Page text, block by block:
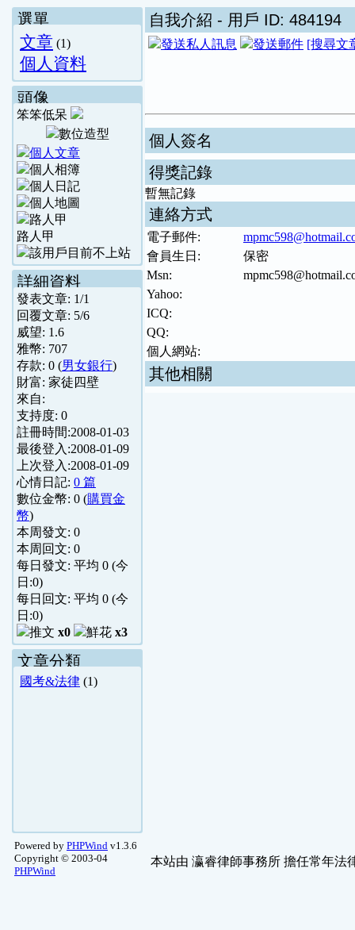
選單
文章 (1)
個人資料
頭像
笨笨低呆
路人甲
詳細資料
發表文章: 1/1
回覆文章: 5/6
威望: 1.6
雅幣: 707
存款: 0 (男女銀行)
財富: 家徒四壁
來自:
支持度: 0
註冊時間:2008-01-03
最後登入:2008-01-09
上次登入:2008-01-09
心情日記: 0 篇
數位金幣: 0 (購買金
幣)
本周發文: 0
本周回文: 0
每日發文: 平均 0 (今
日:0)
每日回文: 平均 0 (今
日:0)
x0
x3
文章分類
國考&法律 (1)
自我介紹 - 用戶 ID: 484194
[搜尋文
個人簽名
得獎記錄
暫無記錄
連絡方式
電子郵件:
會員生日:
保密
Msn:
Yahoo:
ICQ:
QQ:
個人網站:
其他相關
Powered by PHPWind v1.3.6
Copyright © 2003-04
PHPWind
本站由 瀛睿律師事務所 擔任常年法